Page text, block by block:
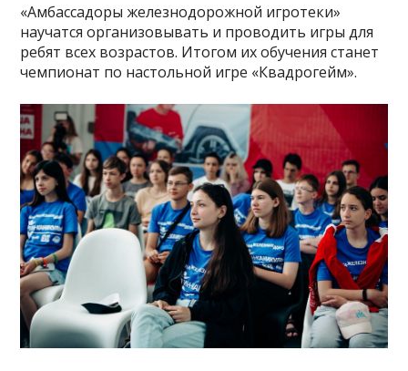
«Амбассадоры железнодорожной игротеки»
научатся организовывать и проводить игры для
ребят всех возрастов. Итогом их обучения станет
чемпионат по настольной игре «Квадрогейм».